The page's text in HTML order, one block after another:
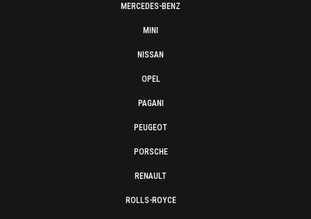
MERCEDES-BENZ
MINI
NISSAN
OPEL
PAGANI
PEUGEOT
PORSCHE
RENAULT
ROLLS-ROYCE